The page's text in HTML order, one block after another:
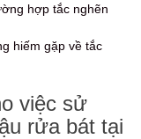
hợp tắc nghẽn
hiếm gặp về tắc
việc sử
rửa bát tại